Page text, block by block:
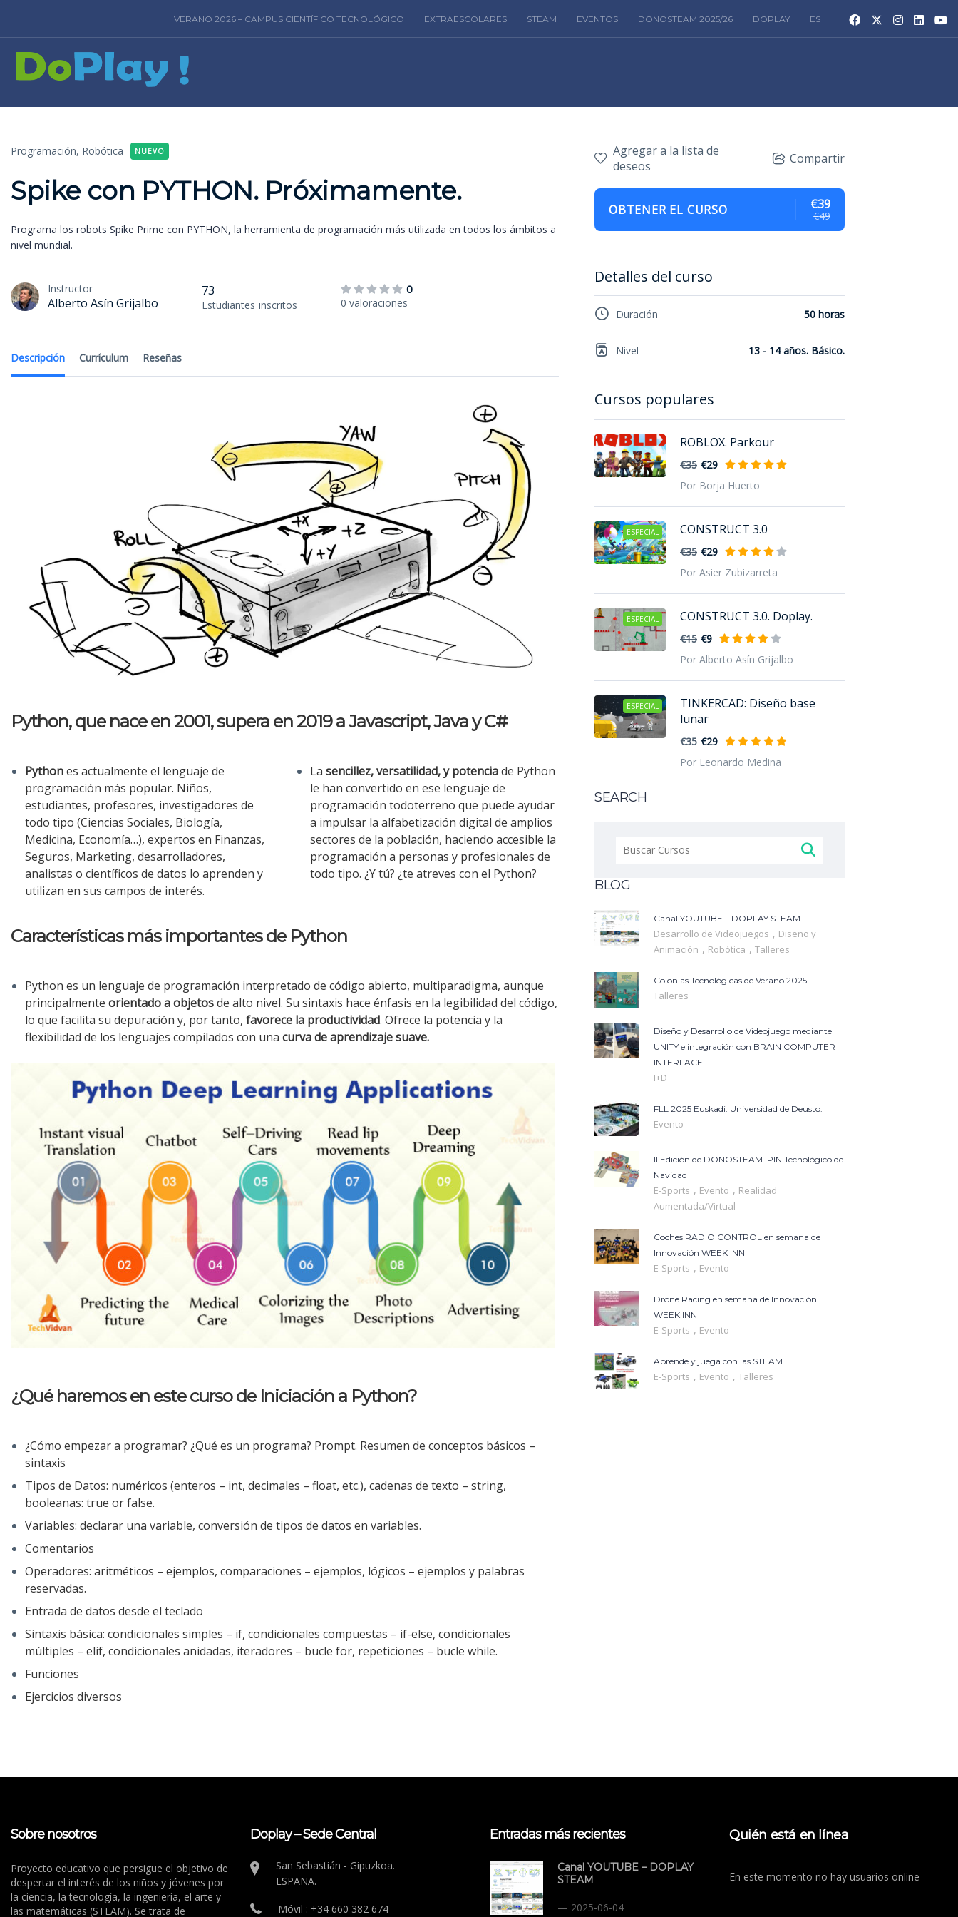
VERANO 2026 – CAMPUS CIENTÍFICO TECNOLÓGICO EXTRAESCOLARES STEAM EVENTOS DONOSTEAM 2025/26 DOPLAY ES
Programación, Robótica NUEVO
Spike con PYTHON. Próximamente.
Programa los robots Spike Prime con PYTHON, la herramienta de programación más utilizada en todos los ámbitos a
nivel mundial.
Instructor
Alberto Asín Grijalbo
73
Estudiantes inscritos
0
0 valoraciones
Descripción Currículum Reseñas
Python, que nace en 2001, supera en 2019 a Javascript, Java y C#
Pythones actualmente el lenguaje de
programación más popular. Niños,
estudiantes, profesores, investigadores de
todo tipo (Ciencias Sociales, Biología,
Medicina, Economía…), expertos en Finanzas,
Seguros, Marketing, desarrolladores,
analistas o científicos de datos lo aprenden y
utilizan en sus campos de interés.
La sencillez, versatilidad, y potenciade Python
le han convertido en ese lenguaje de
programación todoterreno que puede ayudar
a impulsar la alfabetización digital de amplios
sectores de la población, haciendo accesible la
programación a personas y profesionales de
todo tipo. ¿Y tú? ¿te atreves con el Python?
Características más importantes de Python
Python es un lenguaje de programación interpretado de código abierto, multiparadigma, aunque
principalmente orientado a objetosde alto nivel. Su sintaxis hace énfasis en la legibilidad del código,
lo que facilita su depuración y, por tanto, favorece la productividad. Ofrece la potencia y la
flexibilidad de los lenguajes compilados con una curva de aprendizaje suave.
¿Qué haremos en este curso de Iniciación a Python?
¿Cómo empezar a programar? ¿Qué es un programa? Prompt. Resumen de conceptos básicos –
sintaxis
Tipos de Datos: numéricos (enteros – int, decimales – float, etc.), cadenas de texto – string,
booleanas: true or false.
Variables: declarar una variable, conversión de tipos de datos en variables.
Comentarios
Operadores: aritméticos – ejemplos, comparaciones – ejemplos, lógicos – ejemplos y palabras
reservadas.
Entrada de datos desde el teclado
Sintaxis básica: condicionales simples – if, condicionales compuestas – if-else, condicionales
múltiples – elif, condicionales anidadas, iteradores – bucle for, repeticiones – bucle while.
Funciones
Ejercicios diversos
Agregar a la lista de
deseos
Compartir
OBTENER EL CURSO €39
€49
Detalles del curso
Duración 50 horas
Nivel 13 - 14 años. Básico.
Cursos populares
ROBLOX. Parkour
€35 €29
Por Borja Huerto
ESPECIAL CONSTRUCT 3.0
€35 €29
Por Asier Zubizarreta
ESPECIAL CONSTRUCT 3.0. Doplay.
€15 €9
Por Alberto Asín Grijalbo
ESPECIAL
TINKERCAD: Diseño base
lunar
€35 €29
Por Leonardo Medina
SEARCH
Buscar:
BLOG
Canal YOUTUBE – DOPLAY STEAM
Desarrollo de Videojuegos , Diseño y
Animación , Robótica , Talleres
Colonias Tecnológicas de Verano 2025
Talleres
Diseño y Desarrollo de Videojuego mediante
UNITY e integración con BRAIN COMPUTER
INTERFACE
I+D
FLL 2025 Euskadi. Universidad de Deusto.
Evento
II Edición de DONOSTEAM. PIN Tecnológico de
Navidad
E-Sports , Evento , Realidad
Aumentada/Virtual
Coches RADIO CONTROL en semana de
Innovación WEEK INN
E-Sports , Evento
Drone Racing en semana de Innovación
WEEK INN
E-Sports , Evento
Aprende y juega con las STEAM
E-Sports , Evento , Talleres
Sobre nosotros
Proyecto educativo que persigue el objetivo de
despertar el interés de los niños y jóvenes por
la ciencia, la tecnología, la ingeniería, el arte y
las matemáticas (STEAM). Se trata de
Doplay – Sede Central
San Sebastián - Gipuzkoa.
ESPAÑA.
Móvil : +34 660 382 674
Entradas más recientes
Canal YOUTUBE – DOPLAY
STEAM
2025-06-04
Quién está en línea
En este momento no hay usuarios online